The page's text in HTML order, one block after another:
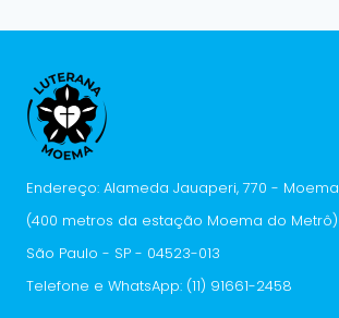
Endereço: Alameda Jauaperi, 770 - Moema
(400 metros da estação Moema do Metrô)
São Paulo - SP - 04523-013
Telefone e WhatsApp: (11) 91661-2458